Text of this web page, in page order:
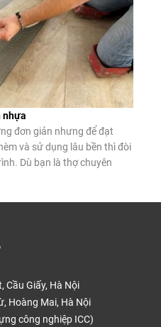
nhựa
đơn giản nhưng để đạt
và sử dụng lâu bền thì đòi
Dù bạn là thợ chuyên
các bước lắp đặt chuẩn
Cầu Giấy, Hà Nội
Hoàng Mai, Hà Nội
công nghiệp ICC)